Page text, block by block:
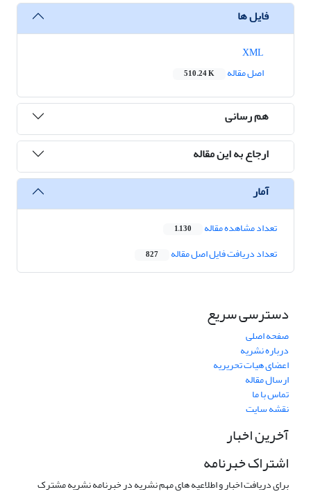
فایل ها
اصل مقاله
510.24 K
هم رسانی
ارجاع به این مقاله
آمار
تعداد مشاهده مقاله 1,130
تعداد دریافت فایل اصل مقاله 827
دسترسی سریع
صفحه اصلی
درباره نشریه
اعضای هیات تحریریه
ارسال مقاله
تماس با ما
نقشه سایت
آخرین اخبار
اشتراک خبرنامه
برای دریافت اخبار و اطلاعیه های مهم نشریه در خبرنامه نشریه مشترک